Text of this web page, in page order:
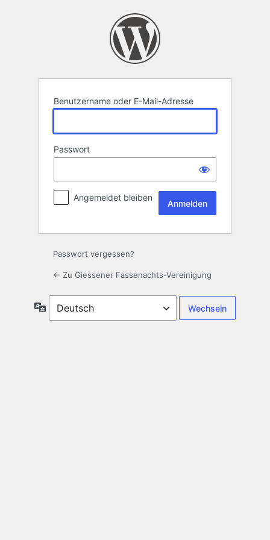
Benutzername oder E-Mail-Adresse
Passwort
Angemeldet bleiben
Passwort vergessen?
← Zu Giessener Fassenachts-Vereinigung
Sprache